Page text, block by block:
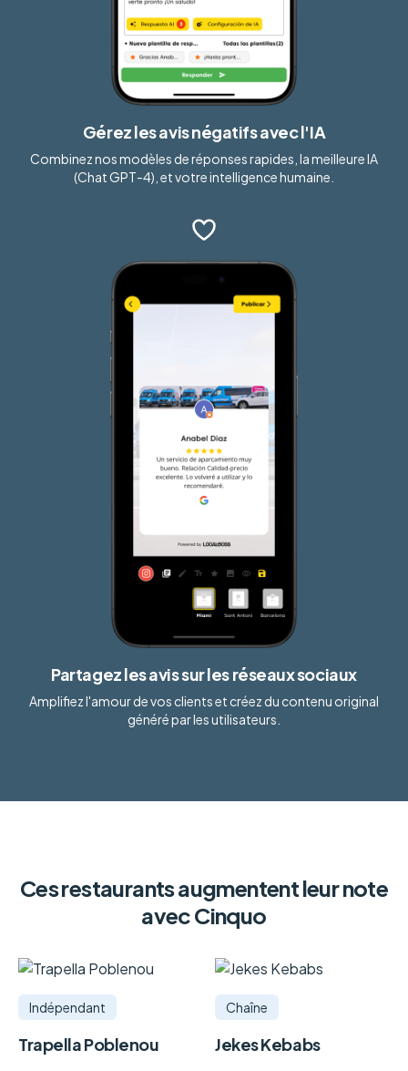
Gérez les avis négatifs avec l'IA
Combinez nos modèles de réponses rapides, la meilleure IA
(Chat GPT-4), et votre intelligence humaine.
Partagez les avis sur les réseaux sociaux
Amplifiez l'amour de vos clients et créez du contenu original
généré par les utilisateurs.
Ces restaurants augmentent leur note
avec Cinquo
Indépendant
Trapella Poblenou
Chaîne
Jekes Kebabs